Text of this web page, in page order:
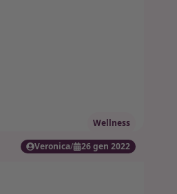
Wellness
Veronica/ 26 gen 2022